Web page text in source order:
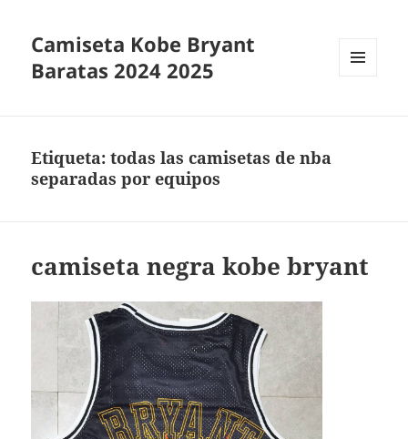
Camiseta Kobe Bryant
Baratas 2024 2025
Etiqueta:todas las camisetas de nba
separadas por equipos
camiseta negra kobe bryant